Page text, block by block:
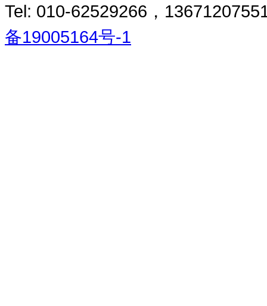
Tel: 010-62529266，
备19005164号-1